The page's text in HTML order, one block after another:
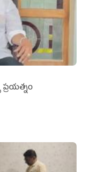
ప్రయత్నం